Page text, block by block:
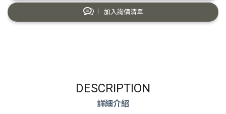
加入詢價清單
DESCRIPTION
詳細介紹